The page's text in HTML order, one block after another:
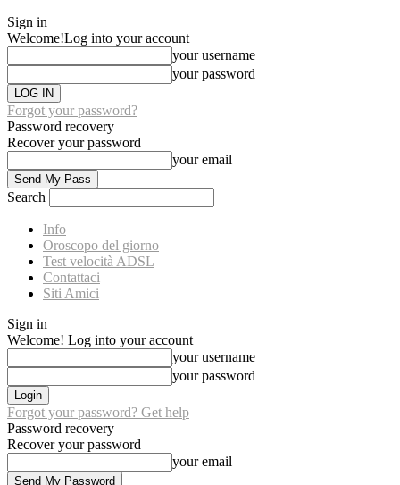
Sign in
Welcome!Log into your account
your username
your password
Forgot your password?
Password recovery
Recover your password
your email
Search
Info
Oroscopo del giorno
Test velocità ADSL
Contattaci
Siti Amici
Sign in
Welcome! Log into your account
your username
your password
Forgot your password? Get help
Password recovery
Recover your password
your email